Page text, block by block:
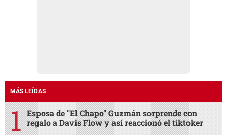
MÁS LEÍDAS
Esposa de "El Chapo" Guzmán sorprende con
regalo a Davis Flow y así reaccionó el tiktoker